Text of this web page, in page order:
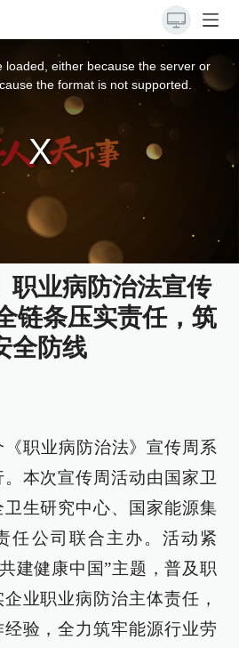
loaded, either because the server or
the format is not supported.
职业病防治法宣传
链条压实责任，筑
全防线
职业病防治法》宣传周系
本次宣传周活动由国家卫
生研究中心、国家能源集
任公司联合主办。活动紧
建健康中国”主题，普及职
业职业病防治主体责任，
验，全力筑牢能源行业劳